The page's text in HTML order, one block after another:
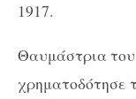
1917.
Θαυμάστρια του
χρηματοδότησε